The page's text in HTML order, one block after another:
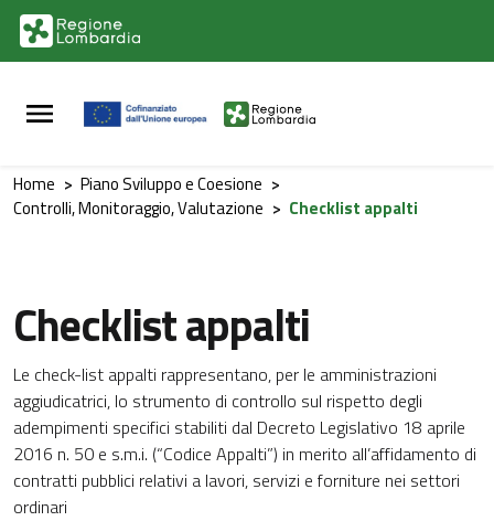
Vai al contenuto principale
Vai al footer
Home > Piano Sviluppo e Coesione >
Controlli, Monitoraggio, Valutazione > Checklist appalti
Checklist appalti
Le check-list appalti rappresentano, per le amministrazioni
aggiudicatrici, lo strumento di controllo sul rispetto degli
adempimenti specifici stabiliti dal Decreto Legislativo 18 aprile
2016 n. 50 e s.m.i. (“Codice Appalti”) in merito all’affidamento di
contratti pubblici relativi a lavori, servizi e forniture nei settori
ordinari